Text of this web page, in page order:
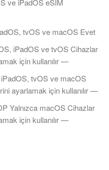
ve iPadOS eSIM
tvOS ve macOS Evet
iPadOS ve tvOS Cihazlar
için kullanılır —
tvOS ve macOS
ayarlamak için kullanılır —
Yalnızca macOS Cihazlar
için kullanılır —